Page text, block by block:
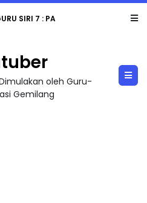
PENYELAMAT DUNIA
oleh Guru-
Gemilang